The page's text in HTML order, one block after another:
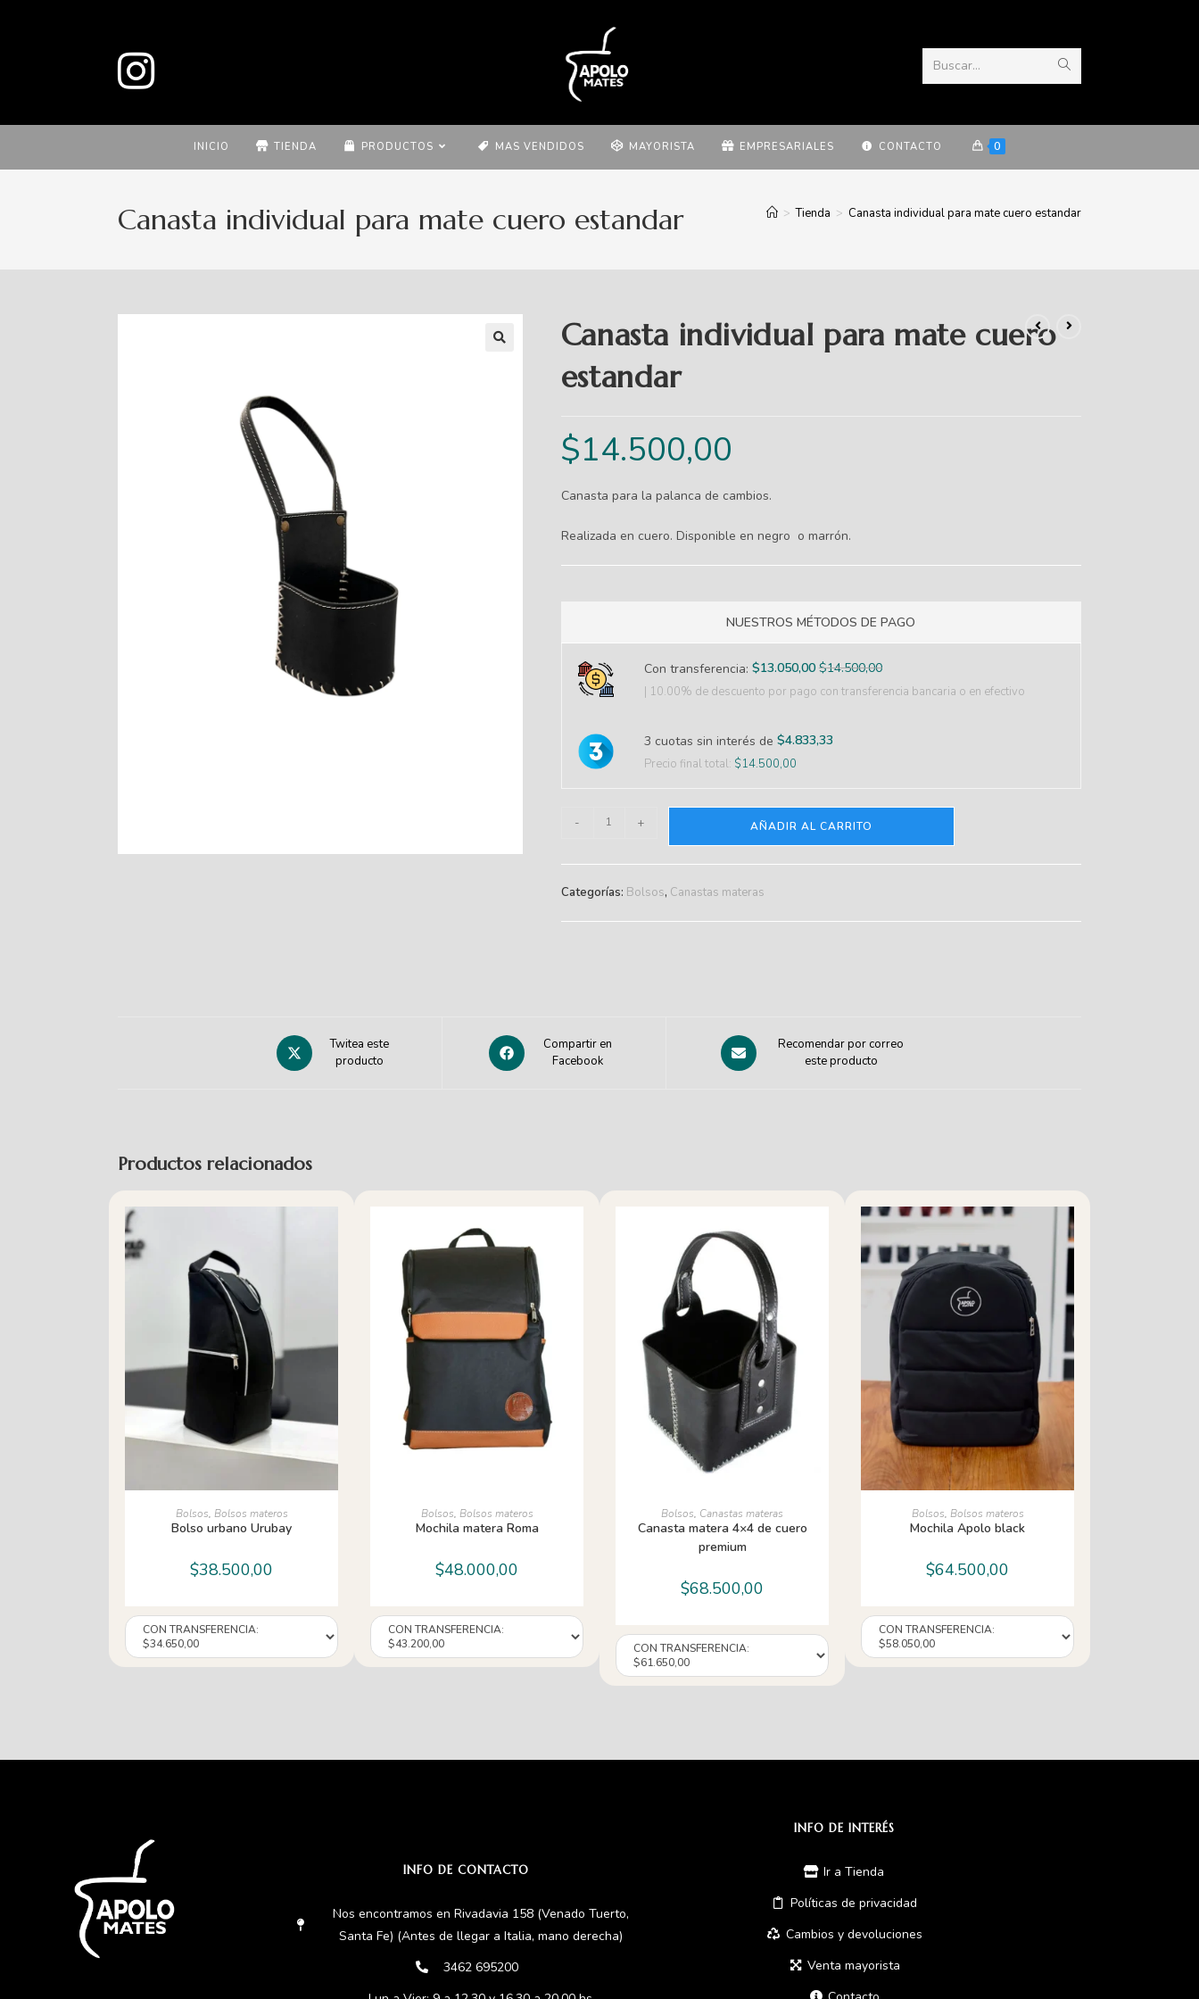
Buscar...
INICIO TIENDA PRODUCTOS MAS VENDIDOS MAYORISTA EMPRESARIALES CONTACTO 0
Canasta individual para mate cuero estandar > Tienda > Canasta individual para mate cuero estandar
Canasta individual para mate cuero
estandar
$14.500,00
Canasta para la palanca de cambios.
Realizada en cuero. Disponible en negro o marrón.
NUESTROS MÉTODOS DE PAGO
Con transferencia: $13.050,00 $14.500,00
| 10.00% de descuento por pago con transferencia bancaria o en efectivo
3 cuotas sin interés de $4.833,33
Precio final total: $14.500,00
- + AÑADIR AL CARRITO
Categorías: Bolsos, Canastas materas
Twitea este
producto
Compartir en
Facebook
Recomendar por correo
este producto
Productos relacionados
AÑADIR AL CARRITO
Bolsos, Bolsos materos
Bolso urbano Urubay
$38.500,00
AÑADIR AL CARRITO
Bolsos, Bolsos materos
Mochila matera Roma
$48.000,00
AÑADIR AL CARRITO
Bolsos, Canastas materas
Canasta matera 4×4 de cuero
premium
$68.500,00
AÑADIR AL CARRITO
Bolsos, Bolsos materos
Mochila Apolo black
$64.500,00
INFO DE CONTACTO
Nos encontramos en Rivadavia 158 (Venado Tuerto,
Santa Fe) (Antes de llegar a Italia, mano derecha)
3462 695200
INFO DE INTERÉS
Ir a Tienda
Políticas de privacidad
Cambios y devoluciones
Venta mayorista